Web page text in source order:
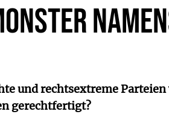
und rechtsextreme
gerechtfertigt?